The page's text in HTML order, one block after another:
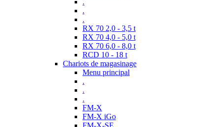
.
.
.
RX 70 2,0 - 3,5 t
RX 70 4,0 - 5,0 t
RX 70 6,0 - 8,0 t
RCD 10 - 18 t
Chariots de magasinage
Menu principal
.
.
.
FM-X
FM-X iGo
FM-X-SE